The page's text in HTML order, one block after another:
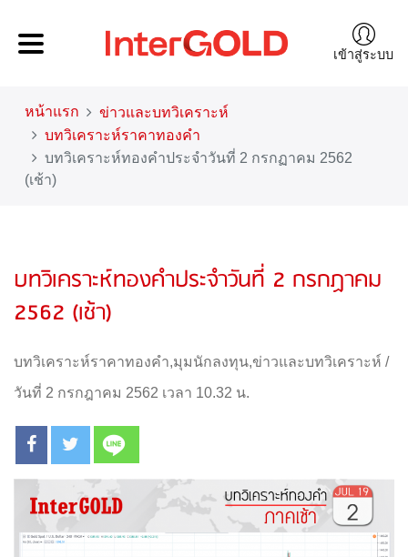
เข้าสู่ระบบ
หน้าแรก
ข่าวและบทวิเคราะห์
บทวิเคราะห์ราคาทองคำ
บทวิเคราะห์ทองคำประจำวันที่ 2 กรกฏาคม 2562
(เช้า)
บทวิเคราะห์ทองคำประจำวันที่ 2 กรกฏาคม
2562 (เช้า)
บทวิเคราะห์ราคาทองคำ,มุมนักลงทุน,ข่าวและบทวิเคราะห์ /
วันที่ 2 กรกฎาคม 2562 เวลา 10.32 น.